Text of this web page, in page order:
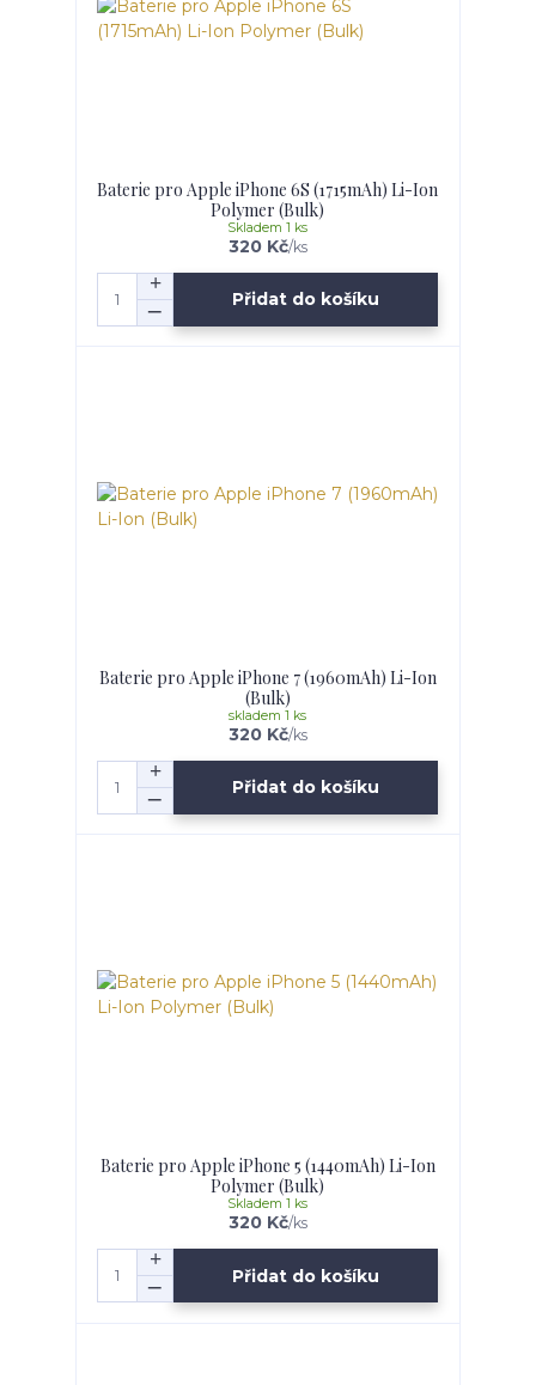
Baterie pro Apple iPhone 6S (1715mAh) Li-Ion
Polymer (Bulk)
320 Kč/ks
Skladem 1 ks
Přidat do košíku
Baterie pro Apple iPhone 7 (1960mAh) Li-Ion
(Bulk)
320 Kč/ks
skladem 1 ks
Přidat do košíku
Baterie pro Apple iPhone 5 (1440mAh) Li-Ion
Polymer (Bulk)
320 Kč/ks
Skladem 1 ks
Přidat do košíku